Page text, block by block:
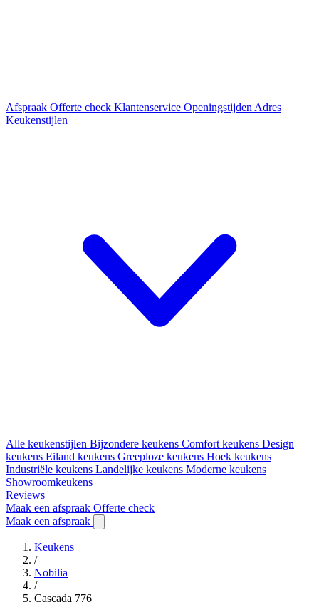
Afspraak Offerte check Klantenservice Openingstijden Adres
Keukenstijlen
Alle keukenstijlen Bijzondere keukens Comfort keukens Design
keukens Eiland keukens Greeploze keukens Hoek keukens
Industriële keukens Landelijke keukens Moderne keukens
Showroomkeukens
Reviews
Maak een afspraak Offerte check
Maak een afspraak
Keukens
/
Nobilia
/
Cascada 776